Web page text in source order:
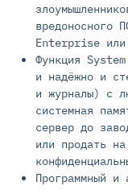
вредоносного
Enterprise
Функция
и надёжно и
и журналы) с
системная
сервер до
или продать
Программный и